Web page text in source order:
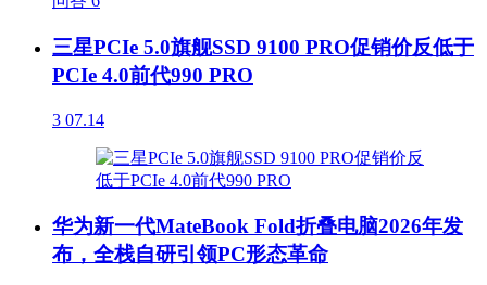
三星PCIe 5.0旗舰SSD 9100 PRO促销价反低于
PCIe 4.0前代990 PRO
3 07.14
华为新一代MateBook Fold折叠电脑2026年发
布，全栈自研引领PC形态革命